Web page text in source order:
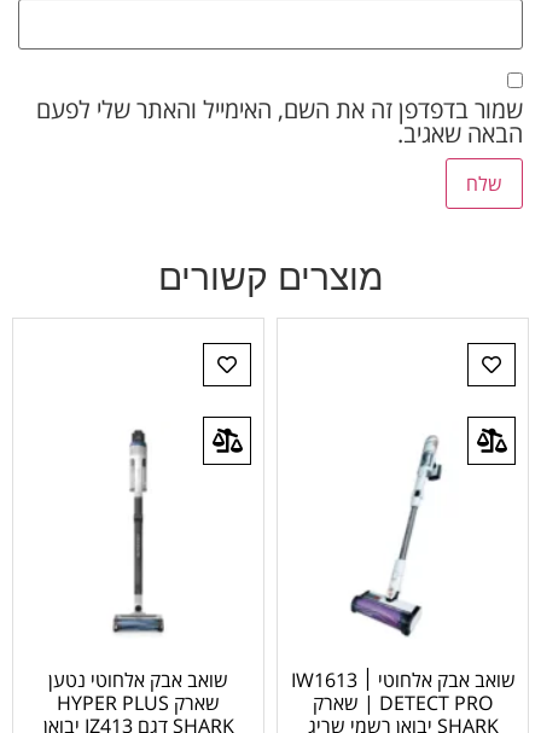
שמור בדפדפן זה את השם, האימייל והאתר שלי לפעם
הבאה שאגיב.
מוצרים קשורים
שואב אבק אלחוטי ׀ IW1613
| DETECT PRO שארק
SHARK יבואן רשמי שריג
שואב אבק אלחוטי נטען
שארק HYPER PLUS
SHARK דגם IZ413 יבואן